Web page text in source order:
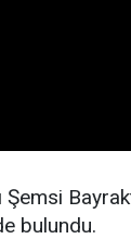
bulundu.